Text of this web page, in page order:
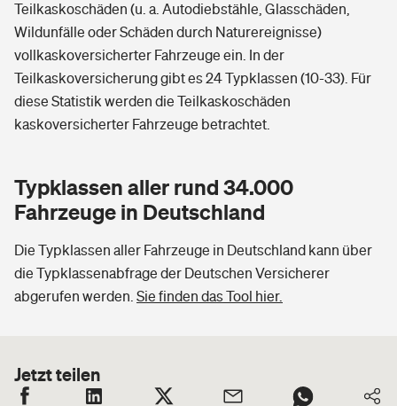
Teilkaskoschäden (u. a. Autodiebstähle, Glasschäden,
Wildunfälle oder Schäden durch Naturereignisse)
vollkaskoversicherter Fahrzeuge ein. In der
Teilkaskoversicherung gibt es 24 Typklassen (10-33). Für
diese Statistik werden die Teilkaskoschäden
kaskoversicherter Fahrzeuge betrachtet.
Typklassen aller rund 34.000
Fahrzeuge in Deutschland
Die Typklassen aller Fahrzeuge in Deutschland kann über
die Typklassenabfrage der Deutschen Versicherer
abgerufen werden. Sie finden das Tool hier.
Jetzt teilen